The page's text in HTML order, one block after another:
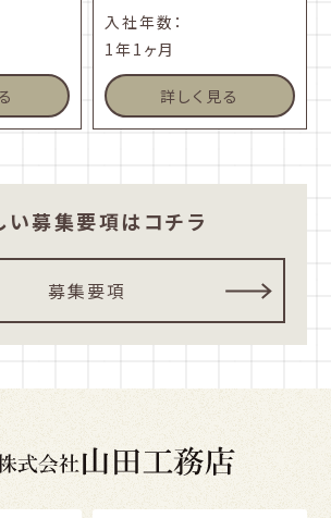
入社年数：
1年1ヶ月
詳しく見る
い募集要項はコチラ
募集要項